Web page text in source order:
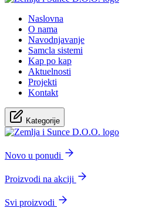
Naslovna
O nama
Navodnjavanje
Samcla sistemi
Kap po kap
Aktuelnosti
Projekti
Kontakt
Kategorije
Novo u ponudi
Proizvodi na akciji
Svi proizvodi